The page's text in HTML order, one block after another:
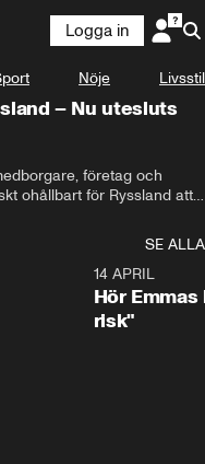
Logga in
Nöje Livsstil
– Nu utesluts
företag och
ohållbart för Ryssland att
Under lördagen har EU,
att vissa ryska banker
Swift.
SE ALLA
14 APRIL
Hör
risk"